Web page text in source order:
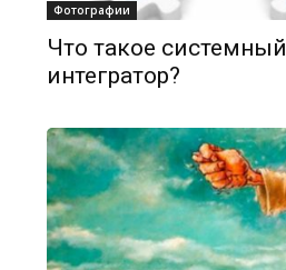
Фотографии
Что такое системный
интегратор?